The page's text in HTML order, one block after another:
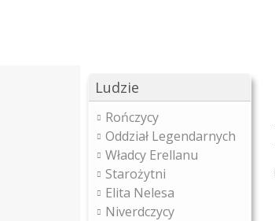
Ludzie
Rończycy
Oddział Legendarnych
Władcy Erellanu
Starożytni
Elita Nelesa
Niverdczycy